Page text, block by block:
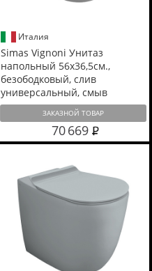
Италия
Simas Vignoni Унитаз
напольный 56х36,5см.,
безободковый, слив
универсальный, смыв
TORNADO (green vertigo),
цвет: белый матовый
ЗАКАЗНОЙ ТОВАР
70 669